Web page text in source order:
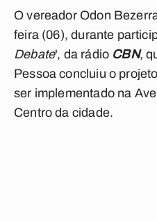
O vereador Odon
feira (06), durante
Debate', da rádio CBN,
Pessoa concluiu o
ser implementado na
Centro da cidade.